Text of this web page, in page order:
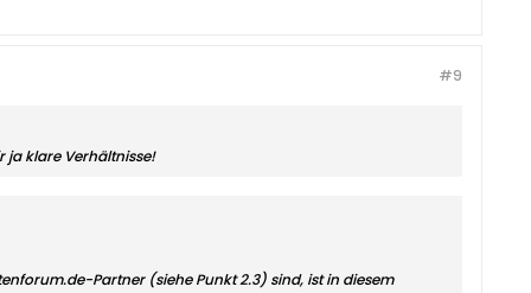
#9
ja klare Verhältnisse!
Partner (siehe Punkt 2.3) sind, ist in diesem